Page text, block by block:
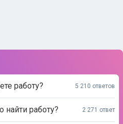
работу? 5 210 ответов
найти работу? 2 271 ответ